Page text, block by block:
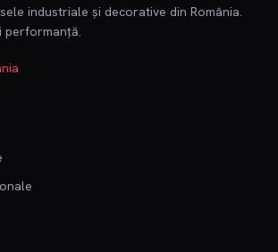
industriale și decorative din România.
performanță.